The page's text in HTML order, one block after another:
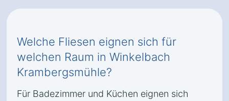
Welche Fliesen eignen sich für
welchen Raum in Winkelbach
Krambergsmühle?
Für Badezimmer und Küchen eignen sich